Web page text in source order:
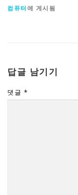
컴퓨터에 게시됨
답글 남기기
댓글 *